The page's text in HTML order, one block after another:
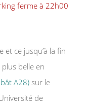
ferme à 22h00
et ce jusqu’à la fin
belle en
A28) sur le
de